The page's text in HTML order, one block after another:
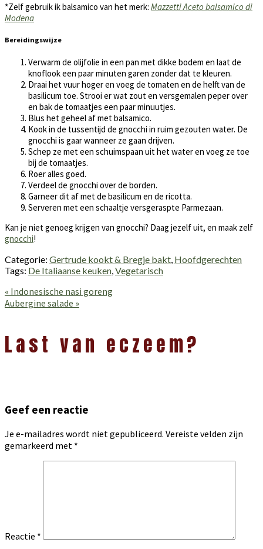
*Zelf gebruik ik balsamico van het merk: Mazzetti Aceto balsamico di
Modena
Bereidingswijze
Verwarm de olijfolie in een pan met dikke bodem en laat de
knoflook een paar minuten garen zonder dat te kleuren.
Draai het vuur hoger en voeg de tomaten en de helft van de
basilicum toe. Strooi er wat zout en versgemalen peper over
en bak de tomaatjes een paar minuutjes.
Blus het geheel af met balsamico.
Kook in de tussentijd de gnocchi in ruim gezouten water. De
gnocchi is gaar wanneer ze gaan drijven.
Schep ze met een schuimspaan uit het water en voeg ze toe
bij de tomaatjes.
Roer alles goed.
Verdeel de gnocchi over de borden.
Garneer dit af met de basilicum en de ricotta.
Serveren met een schaaltje versgeraspte Parmezaan.
Kan je niet genoeg krijgen van gnocchi? Daag jezelf uit, en maak zelf
gnocchi!
Categorie: Gertrude kookt & Bregje bakt, Hoofdgerechten
Tags: De Italiaanse keuken,Vegetarisch
Vorig
bericht:
« Indonesische nasi goreng
Volgend
Aubergine salade »
Interacties
Last van eczeem?
Geef een reactie
Je e-mailadres wordt niet gepubliceerd. Vereiste velden zijn
gemarkeerd met *
Reactie *